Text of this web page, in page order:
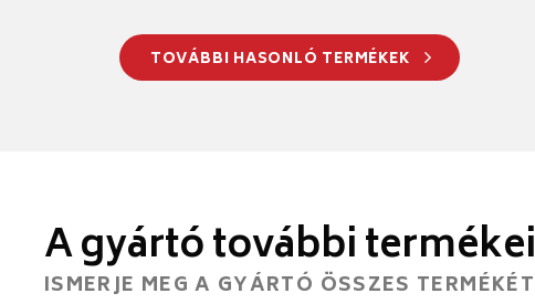
TOVÁBBI HASONLÓ TERMÉKEK
A gyártó további termékei
ISMERJE MEG A GYÁRTÓ ÖSSZES TERMÉKÉT